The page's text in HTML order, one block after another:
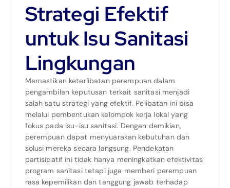
Strategi Efektif
untuk Isu Sanitasi
Lingkungan
Memastikan keterlibatan perempuan dalam
pengambilan keputusan terkait sanitasi menjadi
salah satu strategi yang efektif. Pelibatan ini bisa
melalui pembentukan kelompok kerja lokal yang
fokus pada isu-isu sanitasi. Dengan demikian,
perempuan dapat menyuarakan kebutuhan dan
solusi mereka secara langsung. Pendekatan
partisipatif ini tidak hanya meningkatkan efektivitas
program sanitasi tetapi juga memberi perempuan
rasa kepemilikan dan tanggung jawab terhadap